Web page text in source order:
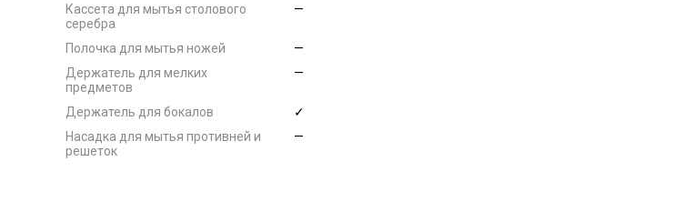
Кассета для мытья столового
серебра
—
Полочка для мытья ножей
—
Держатель для мелких
предметов
—
Держатель для бокалов
✓
Насадка для мытья противней и
решеток
—